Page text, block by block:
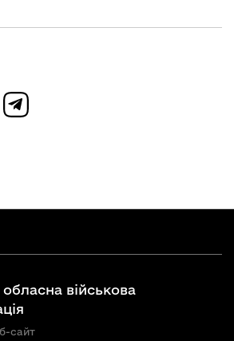
військова
сайт